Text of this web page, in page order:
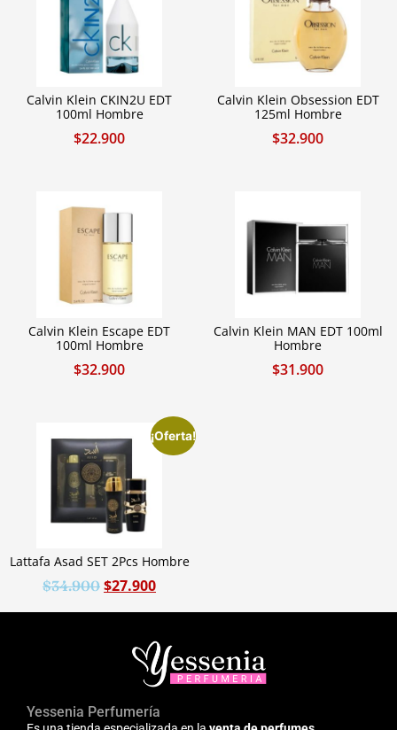
Calvin Klein CKIN2U EDT
100ml Hombre
$22.900
Calvin Klein Obsession EDT
125ml Hombre
$32.900
Calvin Klein Escape EDT
100ml Hombre
$32.900
Calvin Klein MAN EDT 100ml
Hombre
$31.900
¡Oferta!
Lattafa Asad SET 2Pcs Hombre
$34.900 $27.900
Yessenia Perfumería